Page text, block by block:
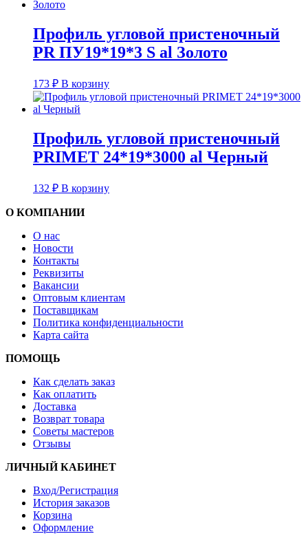
Профиль угловой пристеночный
PR ПУ19*19*3 S al Золото
173 ₽ В корзину
Профиль угловой пристеночный
PRIMET 24*19*3000 al Черный
132 ₽ В корзину
О КОМПАНИИ
О нас
Новости
Контакты
Реквизиты
Вакансии
Оптовым клиентам
Поставщикам
Политика конфиденциальности
Карта сайта
ПОМОЩЬ
Как сделать заказ
Как оплатить
Доставка
Возврат товара
Советы мастеров
Отзывы
ЛИЧНЫЙ КАБИНЕТ
Вход/Регистрация
История заказов
Корзина
Оформление